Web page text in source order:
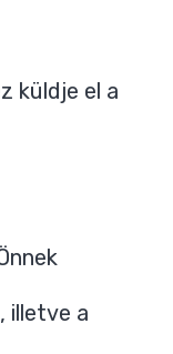
küldje el a
illetve a